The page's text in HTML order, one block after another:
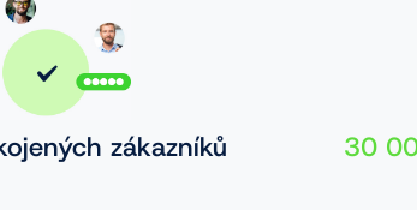
zákazníků 30